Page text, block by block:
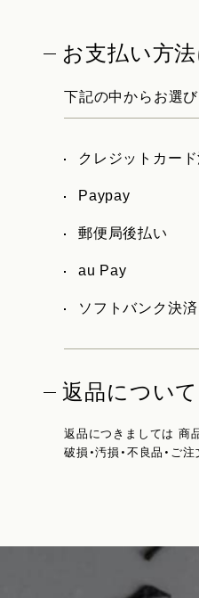
お支払い方
下記の中からお選
クレジットカー
Paypay
郵便局後払い
au Pay
ソフトバンク決済
返品について
返品につきましては 商
破損・汚損・不良品・ご